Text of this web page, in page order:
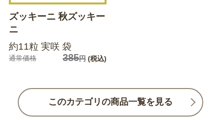
ズッキーニ 秋ズッキー
ニ
約11粒 実咲 袋
通常価格 385円(税込)
このカテゴリの商品一覧を見る